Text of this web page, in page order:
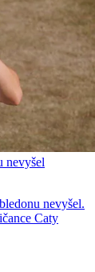
nevyšel
nevyšel.
Caty